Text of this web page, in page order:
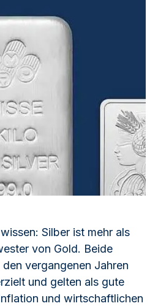
Silber ist mehr als
von Gold. Beide
vergangenen Jahren
und gelten als gute
und wirtschaftlichen